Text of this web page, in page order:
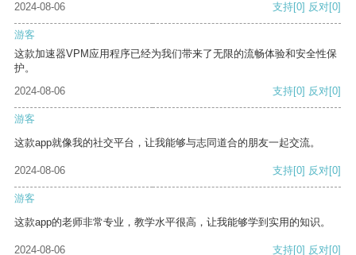
2024-08-06
支持[0] 反对[0]
游客
这款加速器VPM应用程序已经为我们带来了无限的流畅体验和安全性保
护。
2024-08-06
支持[0] 反对[0]
游客
这款app就像我的社交平台，让我能够与志同道合的朋友一起交流。
2024-08-06 支持[0] 反对[0]
游客
这款app的老师非常专业，教学水平很高，让我能够学到实用的知识。
2024-08-06 支持[0] 反对[0]